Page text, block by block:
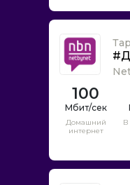
100
Домашний
интернет
В